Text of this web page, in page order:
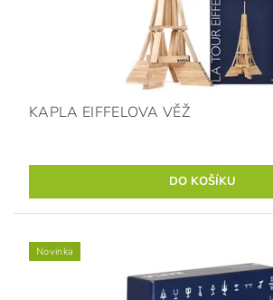
KAPLA EIFFELOVA VĚŽ
Novinka